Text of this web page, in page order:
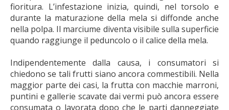
fioritura. L’infestazione inizia, quindi, nel torsolo e
durante la maturazione della mela si diffonde anche
nella polpa. Il marciume diventa visibile sulla superficie
quando raggiunge il peduncolo o il calice della mela.
Indipendentemente dalla causa, i consumatori si
chiedono se tali frutti siano ancora commestibili. Nella
maggior parte dei casi, la frutta con macchie marroni,
puntini e gallerie scavate dai vermi può ancora essere
consumata o lavorata dopo che le parti danneggiate